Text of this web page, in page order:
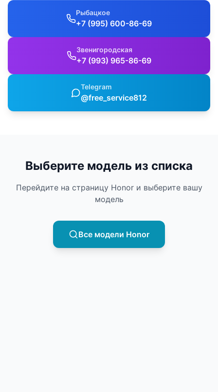
Рыбацкое
+7 (995) 600-86-69
Звенигородская
+7 (993) 965-86-69
Telegram
@free_service812
Выберите модель из списка
Перейдите на страницу Honorи выберите вашу
модель
Все модели Honor